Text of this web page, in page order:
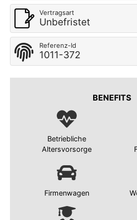
Vertragsart
Unbefristet
Referenz-Id
1011-372
BENEFITS
Betriebliche
Altersvorsorge
Firmenwagen